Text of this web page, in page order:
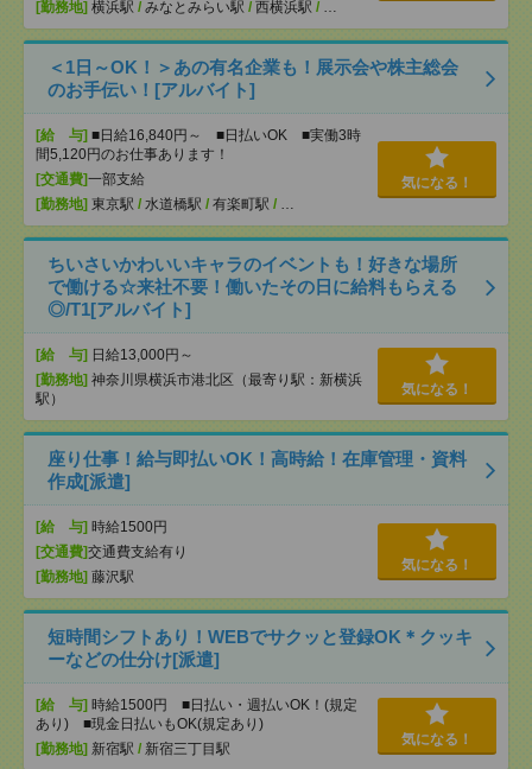
[勤務地] 横浜駅 / みなとみらい駅 / 西横浜駅 / …
＜1日～OK！＞あの有名企業も！展示会や株主総会
のお手伝い！[アルバイト]
[給 与] ■日給16,840円～ ■日払いOK ■実働3時
間5,120円のお仕事あります！
[交通費]一部支給
[勤務地] 東京駅 / 水道橋駅 / 有楽町駅 / …
気になる！
ちいさいかわいいキャラのイベントも！好きな場所
で働ける☆来社不要！働いたその日に給料もらえる
◎/T1[アルバイト]
[給 与] 日給13,000円～
[勤務地] 神奈川県横浜市港北区（最寄り駅：新横浜
駅）
気になる！
座り仕事！給与即払いOK！高時給！在庫管理・資料
作成[派遣]
[給 与] 時給1500円
[交通費]交通費支給有り
[勤務地] 藤沢駅
気になる！
短時間シフトあり！WEBでサクッと登録OK＊クッキ
ーなどの仕分け[派遣]
[給 与] 時給1500円 ■日払い・週払いOK！(規定
あり) ■現金日払いもOK(規定あり)
[勤務地] 新宿駅 / 新宿三丁目駅
気になる！